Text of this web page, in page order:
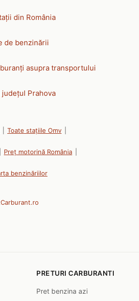
din România
de benzinării
asupra transportului
Prahova
Toate stațiile Omv
Preț motorină România
benzinăriilor
PRETURI CARBURANTI
Pret benzina azi